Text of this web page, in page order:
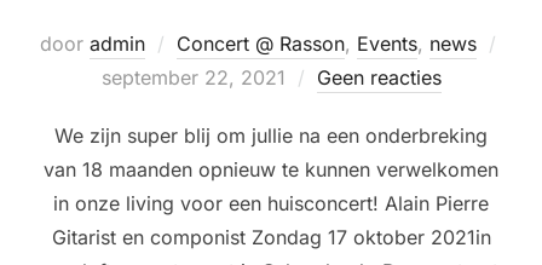
door admin Concert @ Rasson, Events, news
september 22, 2021 Geen reacties
We zijn super blij om jullie na een onderbreking
van 18 maanden opnieuw te kunnen verwelkomen
in onze living voor een huisconcert! Alain Pierre
Gitarist en componist Zondag 17 oktober 2021in